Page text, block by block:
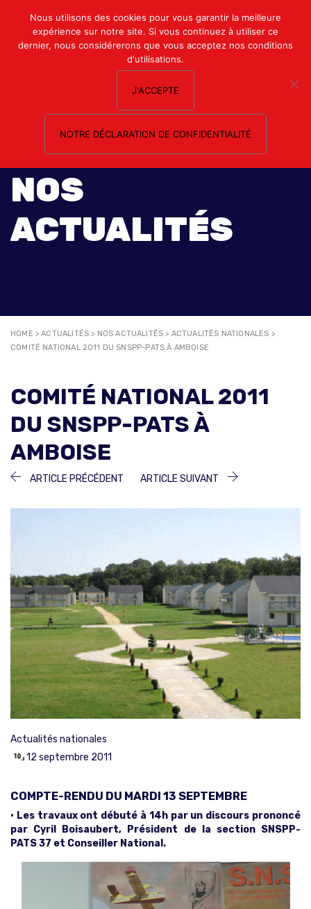
Mon compte
Nous contacter
NOS
ACTUALITÉS
HOME >ACTUALITÉS > NOS ACTUALITÉS > ACTUALITÉS NATIONALES >
COMITÉ NATIONAL 2011 DU SNSPP-PATS À AMBOISE
COMITÉ NATIONAL 2011
DU SNSPP-PATS À
AMBOISE
NAVIGATION
ARTICLE PRÉCÉDENT ARTICLE
ARTICLE SUIVANT
ARTICLE
Actualités nationales
12 septembre 2011
COMPTE-RENDU DU MARDI 13 SEPTEMBRE
• Les travaux ont débuté à 14h par un discours prononcé
par Cyril Boisaubert, Président de la section SNSPP-
PATS 37 et Conseiller National.
Nous utilisons des cookies pour vous garantir la meilleure
expérience sur notre site. Si vous continuez à utiliser ce
dernier, nous considérerons que vous acceptez nos conditions
d'utilisations.
J'ACCEPTE
NOTRE DÉCLARATION DE CONFIDENTIALITÉ